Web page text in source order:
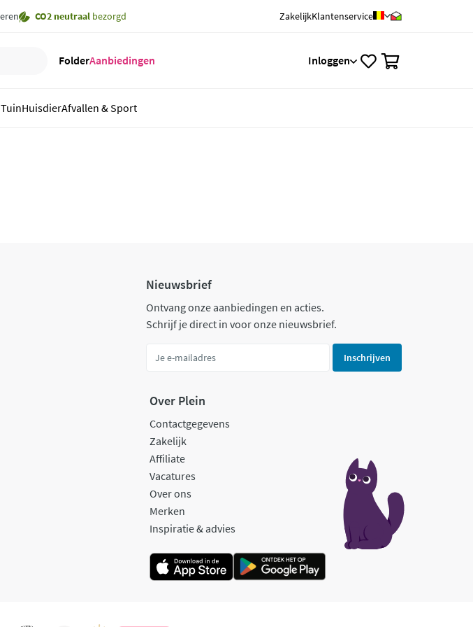
CO2 neutraal bezorgd ZakelijkKlantenservice
FolderAanbiedingen Inloggen
HuisdierAfvallen & Sport
Nieuwsbrief
Ontvang onze aanbiedingen en acties.
Schrijf je direct in voor onze nieuwsbrief.
Inschrijven
Over Plein
Contactgegevens
Zakelijk
Affiliate
Vacatures
Over ons
Merken
Inspiratie & advies